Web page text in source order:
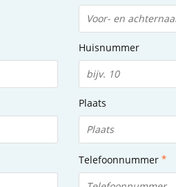
Huisnummer
Plaats
Telefoonnummer